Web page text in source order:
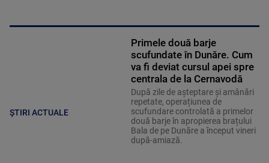
ȘTIRI ACTUALE
Primele două barje
scufundate în Dunăre. Cum
va fi deviat cursul apei spre
centrala de la Cernavodă
După zile de așteptare și amânări
repetate, operațiunea de
scufundare controlată a primelor
două barje în apropierea brațului
Bala de pe Dunăre a început vineri
după-amiază.